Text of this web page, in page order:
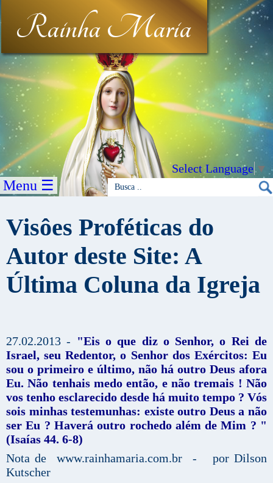
Rainha Maria
Select Language▼
Menu ☰
Visôes Proféticas do
Autor deste Site: A
Última Coluna da Igreja
27.02.2013 - "Eis o que diz o Senhor, o Rei de
Israel, seu Redentor, o Senhor dos Exércitos: Eu
sou o primeiro e último, não há outro Deus afora
Eu. Não tenhais medo então, e não tremais ! Não
vos tenho esclarecido desde há muito tempo ? Vós
sois minhas testemunhas: existe outro Deus a não
ser Eu ? Haverá outro rochedo além de Mim ? "
(Isaías 44. 6-8)
Nota de www.rainhamaria.com.br - por Dilson
Kutscher